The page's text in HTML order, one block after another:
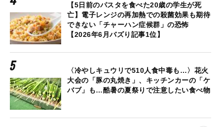
【5日前のパスタを食べた20歳の学生が死
亡】電子レンジの再加熱での殺菌効果も期待
できない「チャーハン症候群」の恐怖
【2026年6月バズり記事1位】
〈冷やしキュウリで510人食中毒も…〉花火
大会の「豚の丸焼き」、キッチンカーの「ケ
バブ」も…酷暑の夏祭りで注意したい食べ物